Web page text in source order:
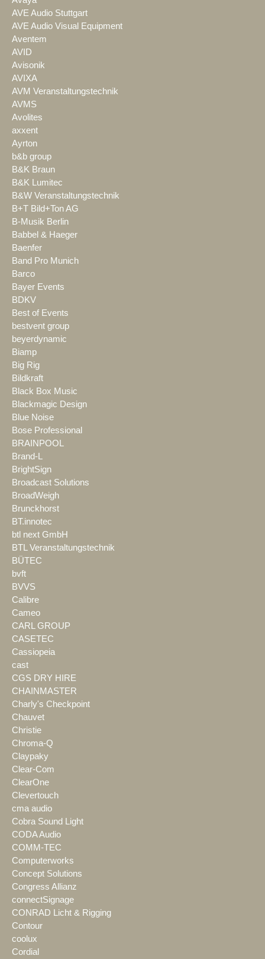
AVE Audio Stuttgart
AVE Audio Visual Equipment
Aventem
AVID
Avisonik
AVIXA
AVM Veranstaltungstechnik
AVMS
Avolites
axxent
Ayrton
b&b group
B&K Braun
B&K Lumitec
B&W Veranstaltungstechnik
B+T Bild+Ton AG
B-Musik Berlin
Babbel & Haeger
Baenfer
Band Pro Munich
Barco
Bayer Events
BDKV
Best of Events
bestvent group
beyerdynamic
Biamp
Big Rig
Bildkraft
Black Box Music
Blackmagic Design
Blue Noise
Bose Professional
BRAINPOOL
Brand-L
BrightSign
Broadcast Solutions
BroadWeigh
Brunckhorst
BT.innotec
btl next GmbH
BTL Veranstaltungstechnik
BÜTEC
bvft
BVVS
Calibre
Cameo
CARL GROUP
CASETEC
Cassiopeia
cast
CGS DRY HIRE
CHAINMASTER
Charly's Checkpoint
Chauvet
Christie
Chroma-Q
Claypaky
Clear-Com
ClearOne
Clevertouch
cma audio
Cobra Sound Light
CODA Audio
COMM-TEC
Computerworks
Concept Solutions
Congress Allianz
connectSignage
CONRAD Licht & Rigging
Contour
coolux
Cordial